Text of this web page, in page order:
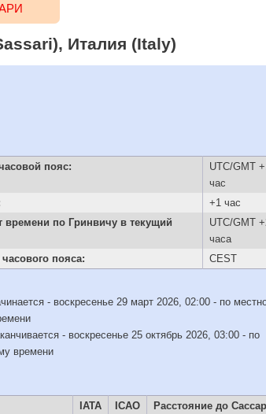
Италия (Italy)
пояс:
UTC/GMT
час
+1 час
времени по Гринвичу в текущий
UTC/GMT
часа
пояса:
CEST
- воскресенье 29 март 2026, 02:00 - по
- воскресенье 25 октябрь 2026, 03:00 - по
времени
IATA ICAO
Расстояние до